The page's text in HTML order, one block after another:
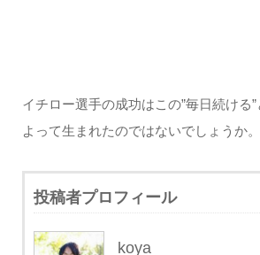
イチロー選手の成功はこの”毎日続ける
よって生まれたのではないでしょうか。
投稿者プロフィール
koya